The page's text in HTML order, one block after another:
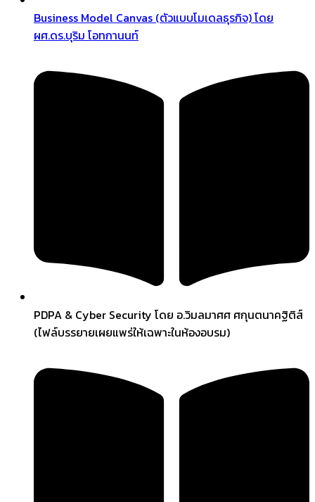
Business Model Canvas (ตัวแบบโมเดลธุรกิจ) โดย
ผศ.ดร.บุริม โอทกานนท์
PDPA & Cyber Security โดย อ.วิมลมาศศ ศกุนตนาคฐิติส์
(ไฟล์บรรยายเผยแพร่ให้เฉพาะในห้องอบรม)